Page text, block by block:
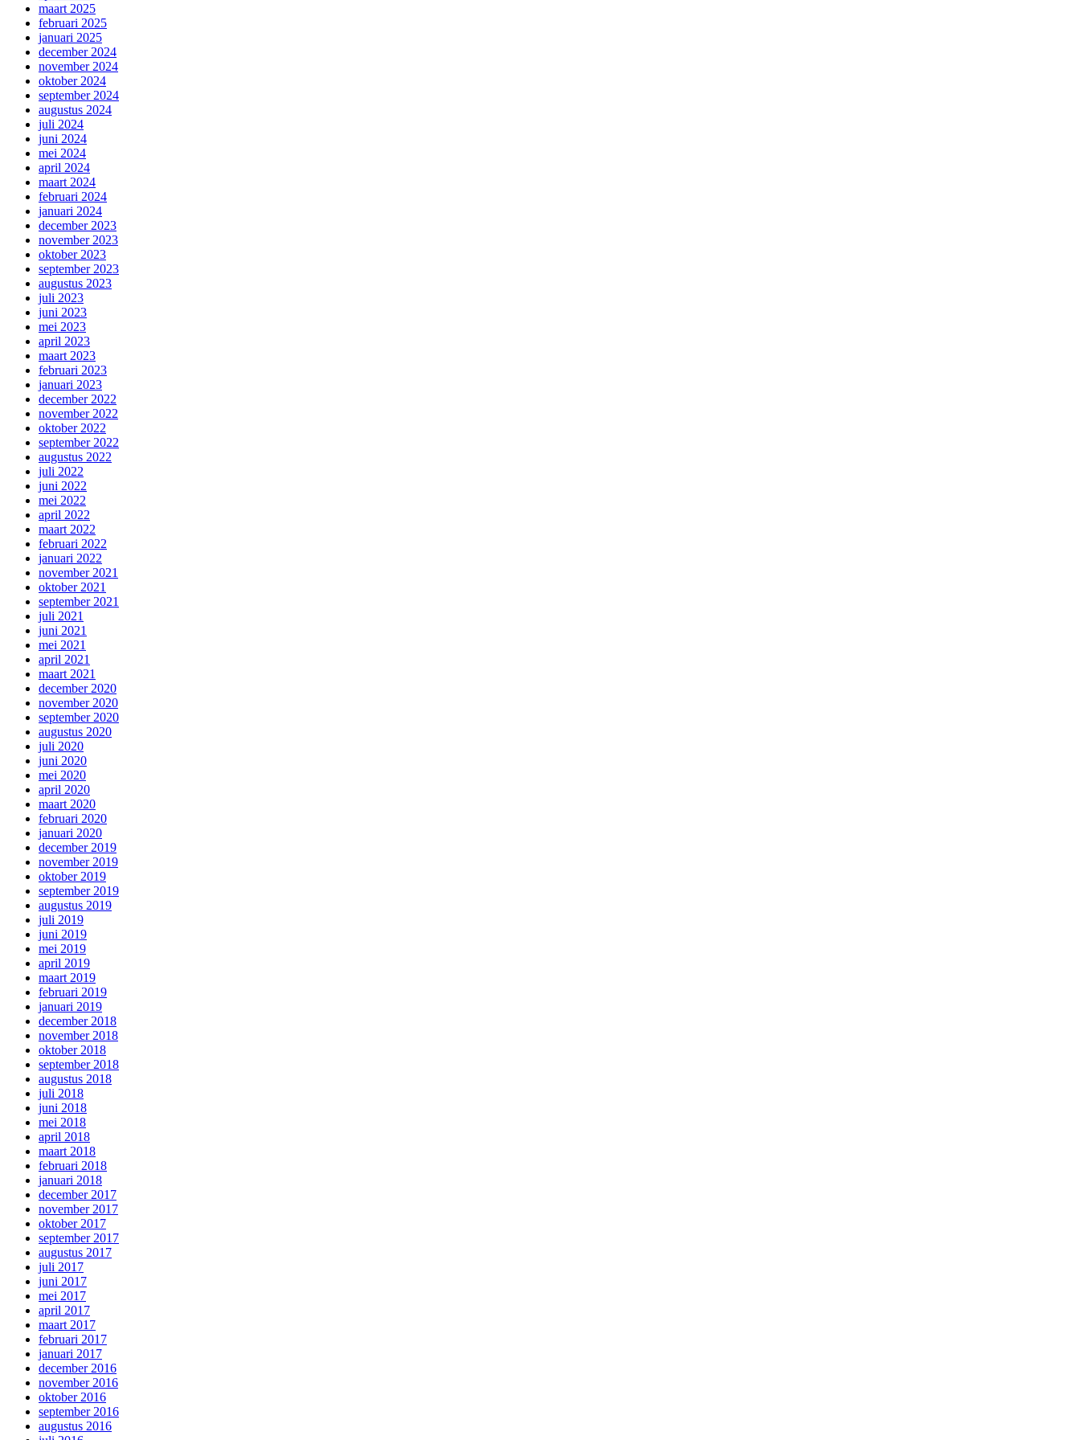
maart 2025
februari 2025
januari 2025
december 2024
november 2024
oktober 2024
september 2024
augustus 2024
juli 2024
juni 2024
mei 2024
april 2024
maart 2024
februari 2024
januari 2024
december 2023
november 2023
oktober 2023
september 2023
augustus 2023
juli 2023
juni 2023
mei 2023
april 2023
maart 2023
februari 2023
januari 2023
december 2022
november 2022
oktober 2022
september 2022
augustus 2022
juli 2022
juni 2022
mei 2022
april 2022
maart 2022
februari 2022
januari 2022
november 2021
oktober 2021
september 2021
juli 2021
juni 2021
mei 2021
april 2021
maart 2021
december 2020
november 2020
september 2020
augustus 2020
juli 2020
juni 2020
mei 2020
april 2020
maart 2020
februari 2020
januari 2020
december 2019
november 2019
oktober 2019
september 2019
augustus 2019
juli 2019
juni 2019
mei 2019
april 2019
maart 2019
februari 2019
januari 2019
december 2018
november 2018
oktober 2018
september 2018
augustus 2018
juli 2018
juni 2018
mei 2018
april 2018
maart 2018
februari 2018
januari 2018
december 2017
november 2017
oktober 2017
september 2017
augustus 2017
juli 2017
juni 2017
mei 2017
april 2017
maart 2017
februari 2017
januari 2017
december 2016
november 2016
oktober 2016
september 2016
augustus 2016